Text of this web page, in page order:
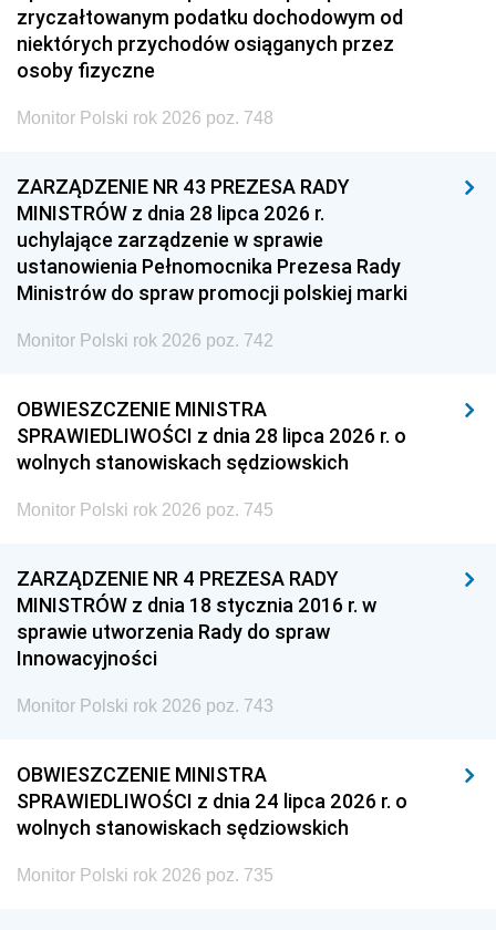
zryczałtowanym podatku dochodowym od
niektórych przychodów osiąganych przez
osoby fizyczne
Monitor Polski rok 2026 poz. 748
ZARZĄDZENIE NR 43 PREZESA RADY
MINISTRÓW z dnia 28 lipca 2026 r.
uchylające zarządzenie w sprawie
ustanowienia Pełnomocnika Prezesa Rady
Ministrów do spraw promocji polskiej marki
Monitor Polski rok 2026 poz. 742
OBWIESZCZENIE MINISTRA
SPRAWIEDLIWOŚCI z dnia 28 lipca 2026 r. o
wolnych stanowiskach sędziowskich
Monitor Polski rok 2026 poz. 745
ZARZĄDZENIE NR 4 PREZESA RADY
MINISTRÓW z dnia 18 stycznia 2016 r. w
sprawie utworzenia Rady do spraw
Innowacyjności
Monitor Polski rok 2026 poz. 743
OBWIESZCZENIE MINISTRA
SPRAWIEDLIWOŚCI z dnia 24 lipca 2026 r. o
wolnych stanowiskach sędziowskich
Monitor Polski rok 2026 poz. 735